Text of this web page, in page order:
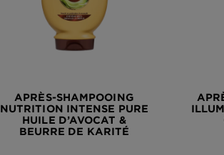
APRÈS-SHAMPOOING
NUTRITION INTENSE PURE
HUILE D’AVOCAT &
BEURRE DE KARITÉ